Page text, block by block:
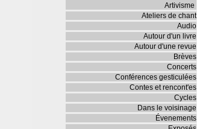
Artivisme
Ateliers de chant
Audio
Autour d'un livre
Autour d'une revue
Brèves
Concerts
Conférences gesticulées
Contes et rencont'es
Cycles
Dans le voisinage
Évenements